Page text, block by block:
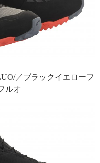
／ブラックイエローフ
ルオ